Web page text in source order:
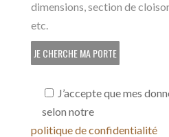
dimensions, section de
etc.
JE CHERCHE MA PORTE
J’accepte que mes
selon notre
politique de confidentialité